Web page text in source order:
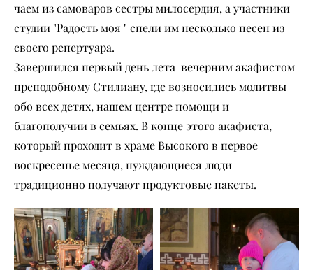
чаем из самоваров сестры милосердия, а участники
студии "Радость моя " спели им несколько песен из
своего репертуара.
Завершился первый день лета вечерним акафистом
преподобному Стилиану, где возносились молитвы
обо всех детях, нашем центре помощи и
благополучии в семьях. В конце этого акафиста,
который проходит в храме Высокого в первое
воскресенье месяца, нуждающиеся люди
традиционно получают продуктовые пакеты.